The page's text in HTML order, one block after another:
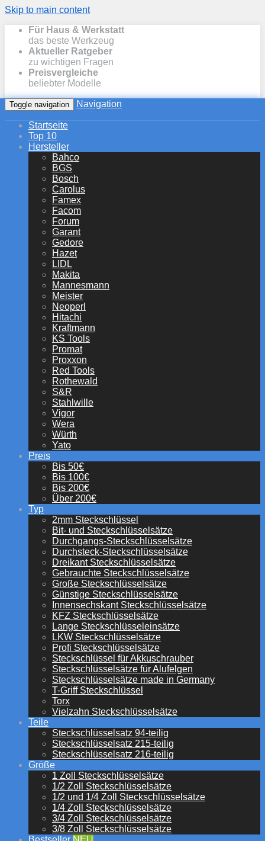
Skip to main content
Für Haus & Werkstatt
das beste Werkzeug
Aktueller Ratgeber
zu wichtigen Fragen
Preisvergleiche
beliebter Modelle
Toggle navigation Navigation
Startseite
Top 10
Hersteller
Bahco
BGS
Bosch
Carolus
Famex
Facom
Forum
Garant
Gedore
Hazet
LIDL
Makita
Mannesmann
Meister
Neoperl
Hitachi
Kraftmann
KS Tools
Promat
Proxxon
Red Tools
Rothewald
S&R
Stahlwille
Vigor
Wera
Würth
Yato
Preis
Bis 50€
Bis 100€
Bis 200€
Über 200€
Typ
2mm Steckschlüssel
Bit- und Steckschlüsselsätze
Durchgangs-Steckschlüsselsätze
Durchsteck-Steckschlüsselsätze
Dreikant Steckschlüsselsätze
Gebrauchte Steckschlüsselsätze
Große Steckschlüsselsätze
Günstige Steckschlüsselsätze
Innensechskant Steckschlüsselsätze
KFZ Steckschlüsselsätze
Lange Steckschlüsseleinsätze
LKW Steckschlüsselsätze
Profi Steckschlüsselsätze
Steckschlüssel für Akkuschrauber
Steckschlüsselsätze für Alufelgen
Steckschlüsselsätze made in Germany
T-Griff Steckschlüssel
Torx
Vielzahn Steckschlüsselsätze
Teile
Steckschlüsselsatz 94-teilig
Steckschlüsselsatz 215-teilig
Steckschlüsselsatz 216-teilig
Größe
1 Zoll Steckschlüsselsätze
1/2 Zoll Steckschlüsselsätze
1/2 und 1/4 Zoll Steckschlüsselsätze
1/4 Zoll Steckschlüsselsätze
3/4 Zoll Steckschlüsselsätze
3/8 Zoll Steckschlüsselsätze